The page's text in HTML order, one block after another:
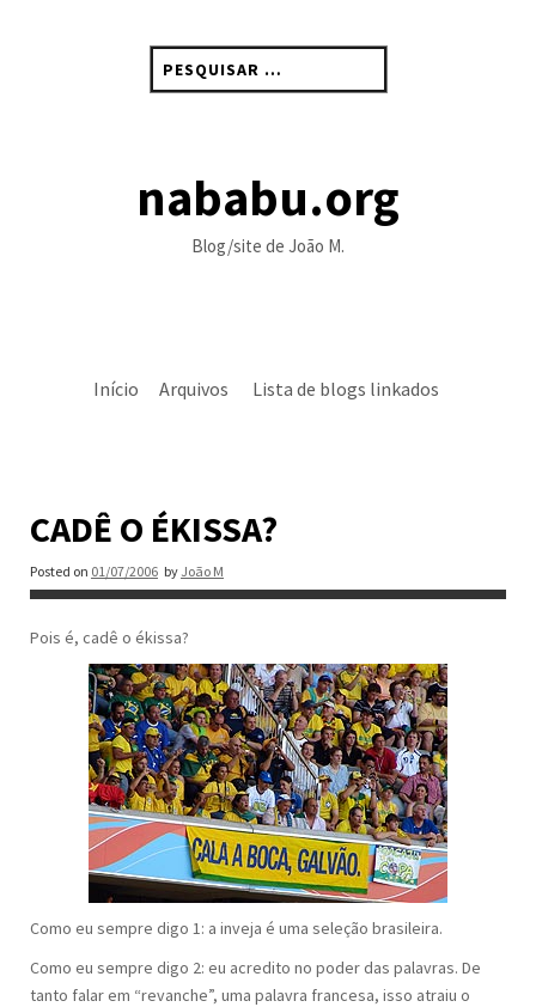
por:
nababu.org
Blog/site de João M.
Início Arquivos Lista de blogs linkados
CADÊ O ÉKISSA?
Posted on 01/07/2006 by João M
Pois é, cadê o ékissa?
Como eu sempre digo 1: a inveja é uma seleção brasileira.
Como eu sempre digo 2: eu acredito no poder das palavras. De
tanto falar em “revanche”, uma palavra francesa, isso atraiu o